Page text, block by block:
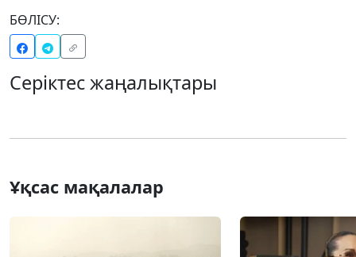
БӨЛІСУ:
Серіктес жаңалықтары
Ұқсас мақалалар